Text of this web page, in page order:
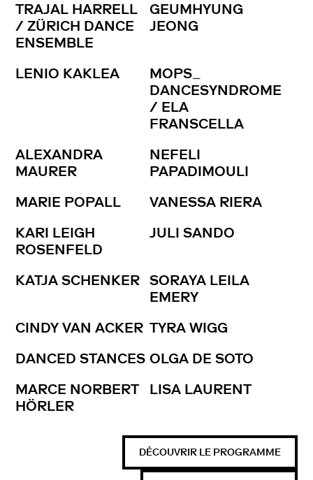
TRAJAL HARRELL
/ ZÜRICH DANCE
ENSEMBLE
GEUMHYUNG
JEONG
LENIO KAKLEA
MOPS_
DANCESYNDROME
/ ELA
FRANSCELLA
ALEXANDRA
MAURER
NEFELI
PAPADIMOULI
MARIE POPALL
VANESSA RIERA
KARI LEIGH
ROSENFELD
JULI SANDO
KATJA SCHENKER SORAYA LEILA
EMERY
CINDY VAN ACKER TYRA WIGG
DANCED STANCES OLGA DE SOTO
MARCE NORBERT
HÖRLER
LISA LAURENT
DÉCOUVRIR LE PROGRAMME